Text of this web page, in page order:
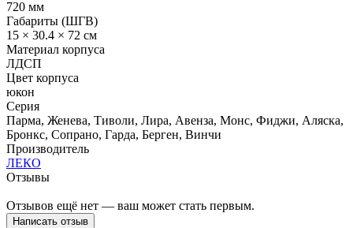
720 мм
Габариты (ШГВ)
15 × 30.4 × 72 см
Материал корпуса
ЛДСП
Цвет корпуса
юкон
Серия
Парма, Женева, Тиволи, Лира, Авенза, Монс, Фиджи, Аляска,
Бронкс, Сопрано, Гарда, Берген, Винчи
Производитель
ЛЕКО
Отзывы
Отзывов ещё нет — ваш может стать первым.
Написать отзыв